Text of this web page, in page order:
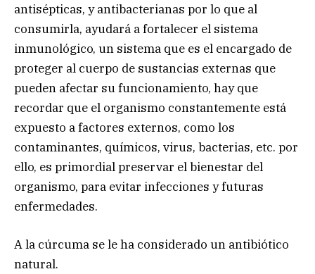
antisépticas, y antibacterianas por lo que al
consumirla, ayudará a fortalecer el sistema
inmunológico, un sistema que es el encargado de
proteger al cuerpo de sustancias externas que
pueden afectar su funcionamiento, hay que
recordar que el organismo constantemente está
expuesto a factores externos, como los
contaminantes, químicos, virus, bacterias, etc. por
ello, es primordial preservar el bienestar del
organismo, para evitar infecciones y futuras
enfermedades.
A la cúrcuma se le ha considerado un antibiótico
natural.